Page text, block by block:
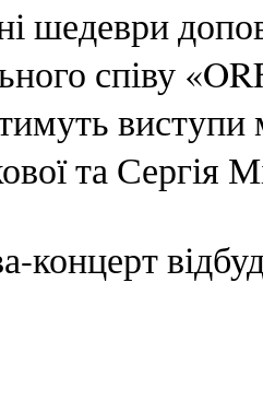
шедеври
співу
виступи
та Сергія
концерт